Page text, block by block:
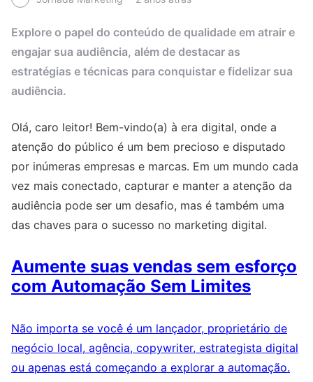
Explore o papel do conteúdo de qualidade em atrair e
engajar sua audiência, além de destacar as
estratégias e técnicas para conquistar e fidelizar sua
audiência.
Olá, caro leitor! Bem-vindo(a) à era digital, onde a
atenção do público é um bem precioso e disputado
por inúmeras empresas e marcas. Em um mundo cada
vez mais conectado, capturar e manter a atenção da
audiência pode ser um desafio, mas é também uma
das chaves para o sucesso no marketing digital.
Aumente suas vendas sem esforço
com Automação Sem Limites
Não importa se você é um lançador, proprietário de
negócio local, agência, copywriter, estrategista digital
ou apenas está começando a explorar a automação.